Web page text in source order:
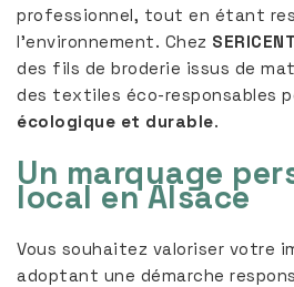
professionnel, tout en étant
l’environnement. Chez
des fils de broderie issus de
des textiles éco-responsables
écologique et durable.
Un marquage
local en Alsace
Vous souhaitez valoriser votre
adoptant une démarche